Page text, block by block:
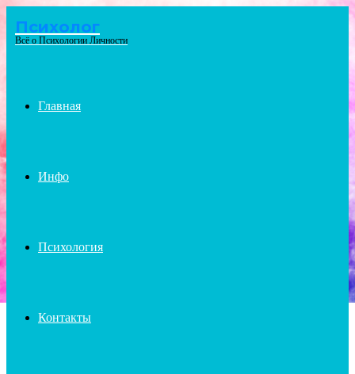
Menu
Психолог
Всё о Психологии Личности
Главная
Инфо
Психология
Контакты